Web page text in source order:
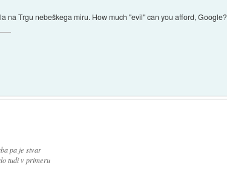
na Trgu nebeškega miru. How much "evil" can you afford, Google?
pa je stvar
tudi v primeru